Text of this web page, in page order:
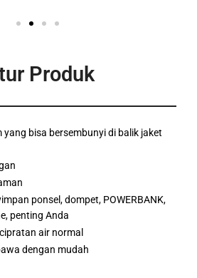
Produk
yang bisa bersembunyi di balik jaket
ponsel, dompet, POWERBANK,
penting Anda
air normal
dengan mudah